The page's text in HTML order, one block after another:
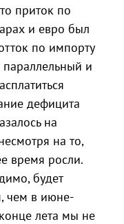
приток по
и евро был
по импорту
и
дефицита
на
на то,
время росли.
будет
чем в июне-
лета мы не